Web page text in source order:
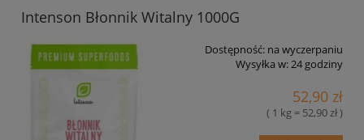
Intenson Błonnik Witalny 1000G
Dostępność: na wyczerpaniu
Wysyłka w:24 godziny
52,90 zł
( 1 kg = 52,90 zł )